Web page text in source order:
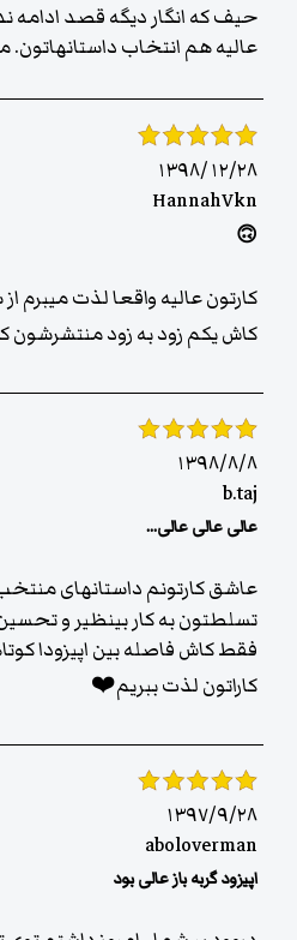
حيف كه انگار ديگه قصد ادامه
عاليه هم انتخاب داستانهاتون.
۱۳۹۸/۱۲/۲۸
HannahVkn
🙃
کارتون عالیه واقعا لذت میبرم
کاش یکم زود به زود
۱۳۹۸/۸/۸
b.taj
عالی عالی عالی...
عاشق کارتونم داستانهای
تسلطتون به کار بینظیر و
فقط کاش فاصله بین اپیزودا
کاراتون لذت ببریم❤️
۱۳۹۷/۹/۲۸
aboloverman
اپیزود گربه باز عالی بود